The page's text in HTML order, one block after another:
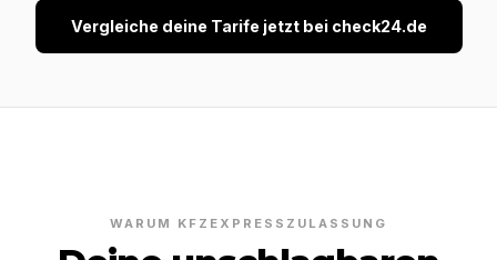
Vergleiche deine Tarife jetzt bei check24.de
WARUM KFZEXPRESSZULASSUNG